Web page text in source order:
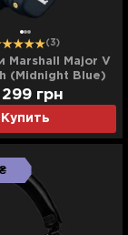
(3)
Marshall Major V
(Midnight Blue)
Купить
грн